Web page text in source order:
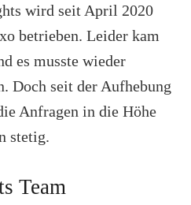
wird seit April 2020
betrieben. Leider kam
es musste wieder
Doch seit der Aufhebung
Anfragen in die Höhe
stetig.
Team